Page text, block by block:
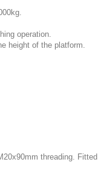
operation.
height of the platform.
threading.